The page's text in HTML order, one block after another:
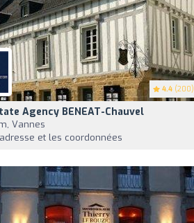
4.4 (200)
Agency BENEAT-Chauvel
Vannes
et les coordonnées